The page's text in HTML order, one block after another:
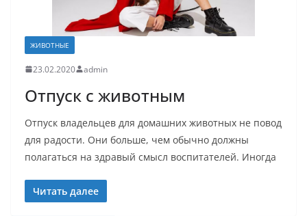
ЖИВОТНЫЕ
23.02.2020 admin
Отпуск с животным
Отпуск владельцев для домашних животных не повод
для радости. Они больше, чем обычно должны
полагаться на здравый смысл воспитателей. Иногда
Читать далее